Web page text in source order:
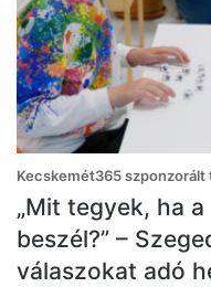
Kecskemét365 szponzorált
„Mit tegyek, ha
beszél?” –
válaszokat adó